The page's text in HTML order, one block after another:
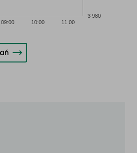
09:00 10:00 11:00
3 980